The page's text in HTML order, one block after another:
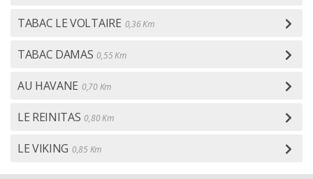
TABAC LE VOLTAIRE 0,36 Km
TABAC DAMAS 0,55 Km
AU HAVANE 0,70 Km
LE REINITAS 0,80 Km
LE VIKING 0,85 Km